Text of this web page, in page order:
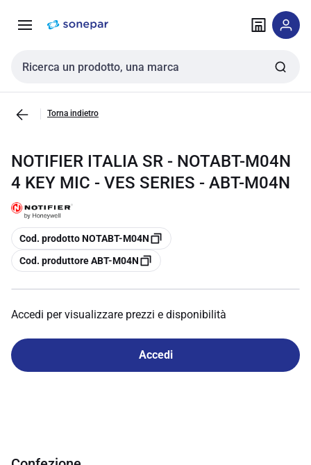
navigazione alla
Cerca input
Torna indietro
NOTIFIER ITALIA SR - NOTABT-M04N
4 KEY MIC - VES SERIES - ABT-M04N
copia
Cod. prodotto NOTABT-M04N
copia
Cod. produttore ABT-M04N
Accedi per visualizzare prezzi e disponibilità
Accedi